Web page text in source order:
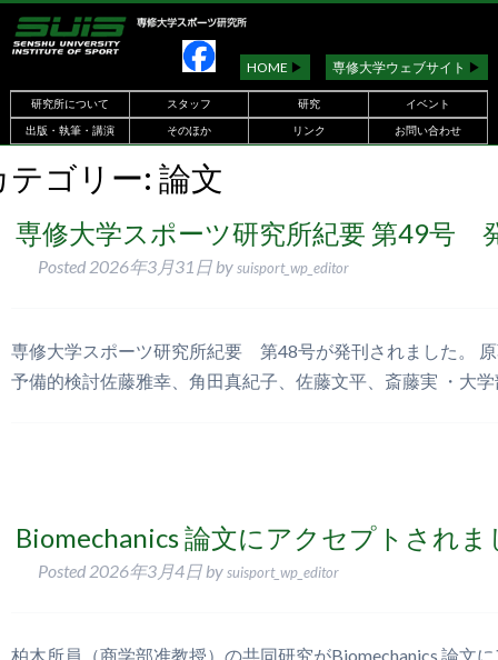
HOME ▶︎ 専修大学ウェブサイト ▶︎
研究所について スタッフ 研究
イベント
出版・執筆・講演
そのほか リンク お問い合わせ
テゴリー: 論文
専修大学スポーツ研究所紀要 第49号
Posted 2026年3月31日 bysuisport_wp_editor
専修大学スポーツ研究所紀要 第48号が発刊されました。
予備的検討佐藤雅幸、角田真紀子、佐藤文平、斎藤実 ・大
Biomechanics 論文にアクセプトされま
Posted 2026年3月4日 bysuisport_wp_editor
柏木所員（商学部准教授）の共同研究がBiomechanics 論文に